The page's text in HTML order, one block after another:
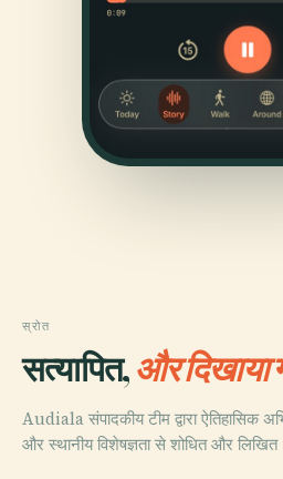
स्रोत
सत्यापित,और दिखाया
Audiala संपादकीय टीम द्वारा ऐतिहासिक
और स्थानीय विशेषज्ञता से शोधित और